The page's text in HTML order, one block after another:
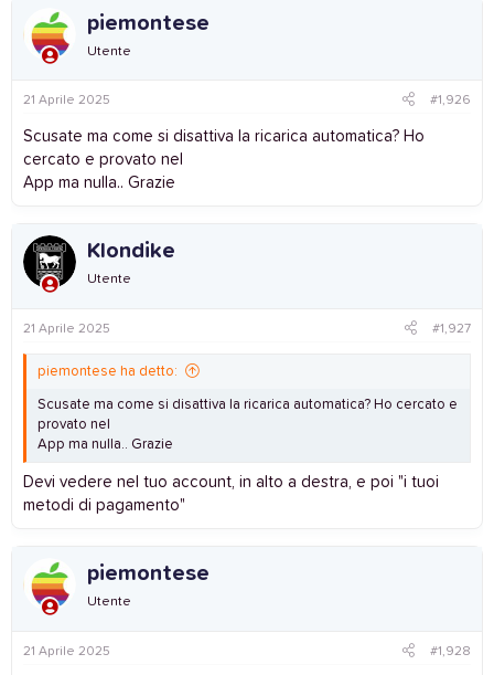
t
i
o
s
piemontese
Utente
21 Aprile 2025 #1,926
Scusate ma come si disattiva la ricarica automatica? Ho
cercato e provato nel
App ma nulla.. Grazie
Klondike
Utente
21 Aprile 2025 #1,927
piemontese ha detto:
Scusate ma come si disattiva la ricarica automatica? Ho cercato e
provato nel
App ma nulla.. Grazie
Devi vedere nel tuo account, in alto a destra, e poi "i tuoi
metodi di pagamento"
piemontese
Utente
21 Aprile 2025 #1,928